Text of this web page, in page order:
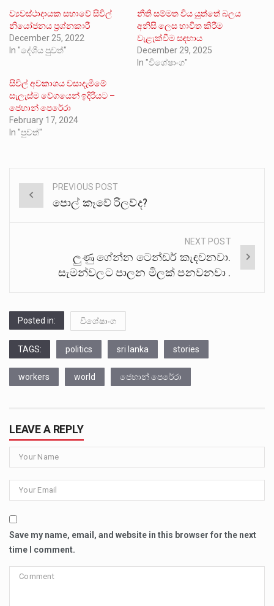
ව්‍යවස්ථාදායක සභාවේ සිවිල්
නියෝජනය ප්‍රශ්නකාරී
December 25, 2022
In "දේශීය පුවත්"
නීති සම්මත විය යුත්තේ බලය
අනිසි ලෙස භාවිත කිරීම
වැළැක්වීම සඳහාය
December 29, 2025
In "විශේෂාංග"
සිවිල් අවකාශය වසාදැමීමේ
සැලැස්ම වේගයෙන් ඉදිරියට –
ජෙහාන් පෙරේරා
February 17, 2024
In "පුවත්"
Post
navigation
PREVIOUS POST
පොල් කෑවේ රිලව්ද?
NEXT POST
ලුණු ගේන්න ටෙන්ඩර් කැඳවනවා.
සැමන්වලට පාලන මිලක් පනවනවා .
Posted in: විශේෂාංග
TAGS: politics sri lanka stories
workers world ජෙහාන් පෙරේරා
LEAVE A REPLY
Save my name, email, and website in this browser for the next
time I comment.